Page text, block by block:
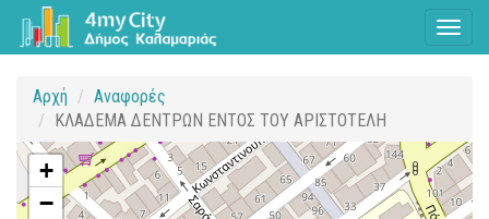
Αρχή
Αναφορές
ΚΛΑΔΕΜΑ ΔΕΝΤΡΩΝ ΕΝΤΟΣ ΤΟΥ ΑΡΙΣΤΟΤΕΛΗ
+
−